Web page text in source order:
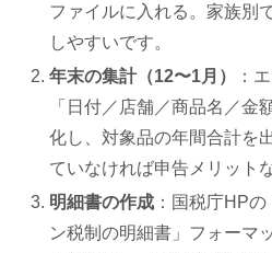
ファイルに入れる。家族別
しやすいです。
年末の集計（12〜1月）
：
「日付／店舗／商品名／金
化し、対象品の年間合計を
ていなければ申告メリット
明細書の作成 ：国税庁HP
ン税制の明細書」フォーマ